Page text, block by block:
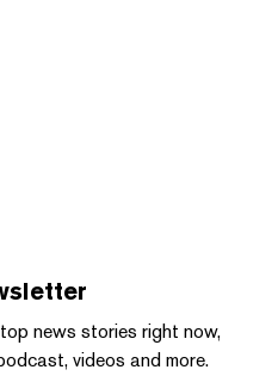
news stories right now,
videos and more.